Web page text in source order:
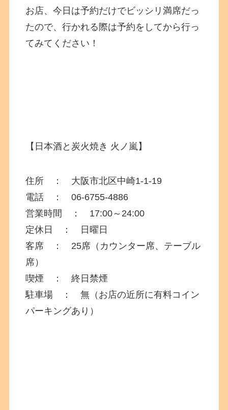
お店、今日は予約だけでビッシリ満席だっ
たので、行かれる際は予約をしてから行っ
てみてください！
【日本酒と炭火焼き 火ノ嵐】
住所 ： 大阪市北区中崎1-1-19
電話 ：06-6755-4886
営業時間 ： 17:00～24:00
定休日 ： 日曜日
客席 ： 25席（カウンター席、テーブル
席）
喫煙 ： 終日禁煙
駐車場 ： 無（お店の近所に有料コイン
パーキングあり）